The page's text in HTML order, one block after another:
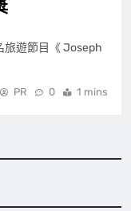
旅遊節目《 Joseph
PR 0 1 mins